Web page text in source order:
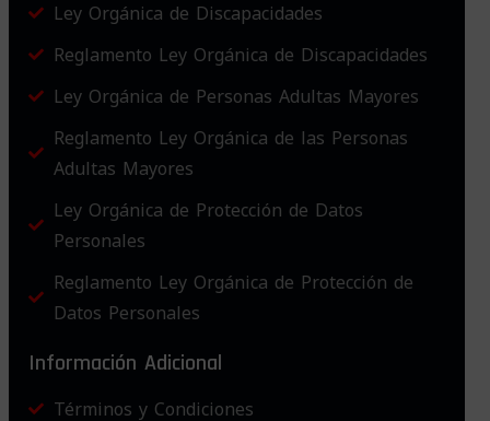
Ley Orgánica de Discapacidades
Reglamento Ley Orgánica de Discapacidades
Ley Orgánica de Personas Adultas Mayores
Reglamento Ley Orgánica de las Personas
Adultas Mayores
Ley Orgánica de Protección de Datos
Personales
Reglamento Ley Orgánica de Protección de
Datos Personales
Información Adicional
Términos y Condiciones